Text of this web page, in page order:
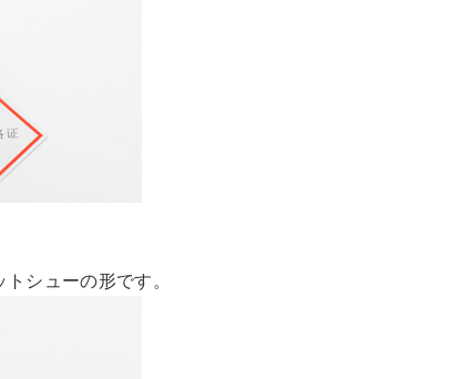
シューの形です。